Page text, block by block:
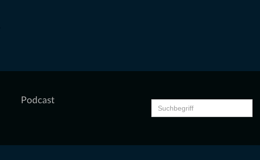
Podcast
Search
for: